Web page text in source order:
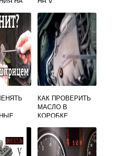
КАК ПРОВЕРИТЬ
МАСЛО В
КОРОБКЕ
КАМРИ